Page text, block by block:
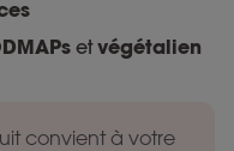
etvégétalien
convient à votre